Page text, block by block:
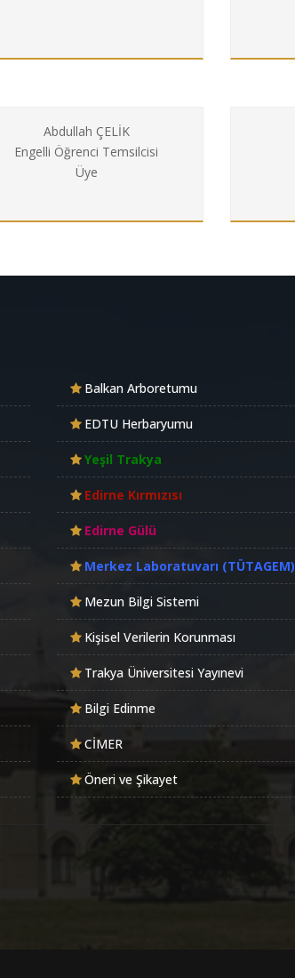
Abdullah ÇELİK
Engelli Öğrenci Temsilcisi
Üye
Balkan Arboretumu
EDTU Herbaryumu
Yeşil Trakya
Edirne Kırmızısı
Edirne Gülü
Merkez Laboratuvarı (TÜTAGEM)
Mezun Bilgi Sistemi
Kişisel Verilerin Korunması
Trakya Üniversitesi Yayınevi
Bilgi Edinme
CİMER
Öneri ve Şikayet